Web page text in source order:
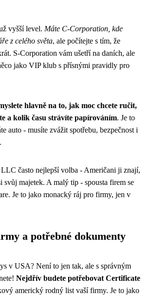
vyšší level. Máte C-Corporation, kde
z celého světa, ale počítejte s tím, že
S-Corporation vám ušetří na daních, ale
jako VIP klub s přísnými pravidly pro
hlavně na to, jak moc chcete ručit,
a kolik času strávíte papírováním. Je to
auto - musíte zvážit spotřebu, bezpečnost i
LLC často nejlepší volba - Američani ji znají,
svůj majetek. A malý tip - spousta firem se
Je to jako monacký ráj pro firmy, jen v
a potřebné dokumenty
v USA? Není to jen tak, ale s správným
Nejdřív budete potřebovat Certificate
americký rodný list vaší firmy. Je to jako